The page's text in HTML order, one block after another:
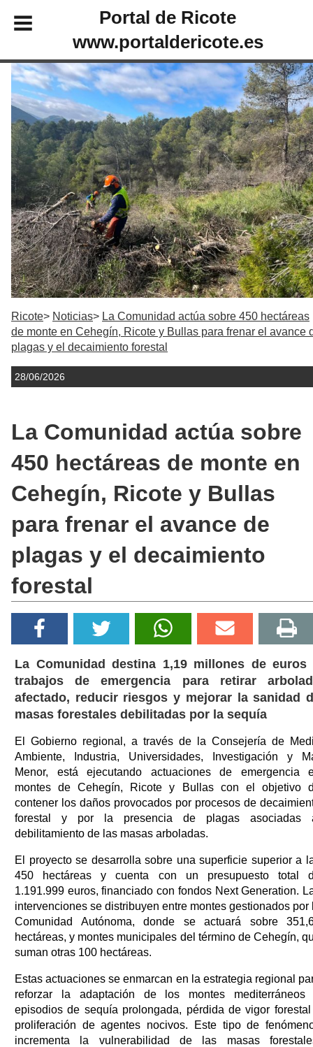
Portal de Ricote
www.portaldericote.es
Ricote Noticias
La Comunidad actúa sobre 450 hectáreas
de monte en Cehegín, Ricote y Bullas para frenar el avance
plagas y el decaimiento forestal
28/06/2026
La Comunidad actúa sobre
450 hectáreas de monte en
Cehegín, Ricote y Bullas
para frenar el avance de
plagas y el decaimiento
forestal
La Comunidad destina 1,19 millones de euros
trabajos de emergencia para retirar
afectado, reducir riesgos y mejorar la sanidad
masas forestales debilitadas por la sequía
El Gobierno regional, a través de la Consejería de
Ambiente, Industria, Universidades, Investigación y
Menor, está ejecutando actuaciones de emergencia
montes de Cehegín, Ricote y Bullas con el objetivo
contener los daños provocados por procesos de
forestal y por la presencia de plagas asociadas
debilitamiento de las masas arboladas.
El proyecto se desarrolla sobre una superficie superior a
450 hectáreas y cuenta con un presupuesto total
1.191.999 euros, financiado con fondos Next Generation.
intervenciones se distribuyen entre montes gestionados por
Comunidad Autónoma, donde se actuará sobre
hectáreas, y montes municipales del término de Cehegín,
suman otras 100 hectáreas.
Estas actuaciones se enmarcan en la estrategia regional
reforzar la adaptación de los montes mediterráneos
episodios de sequía prolongada, pérdida de vigor
proliferación de agentes nocivos. Este tipo de
incrementa la vulnerabilidad de las masas